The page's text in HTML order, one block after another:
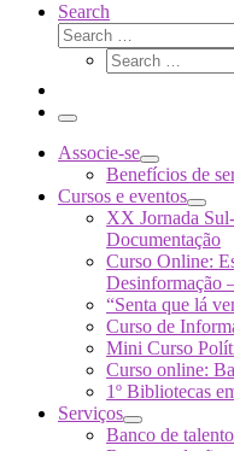
Search
Search
Search
Menu
Associe-se
Benefícios de
Cursos e eventos
XX Jornada
Documentação
Curso Online:
Desinformação
“Senta que lá
Curso de
Mini Curso
Curso online:
1º Bibliotecas
Serviços
Banco de